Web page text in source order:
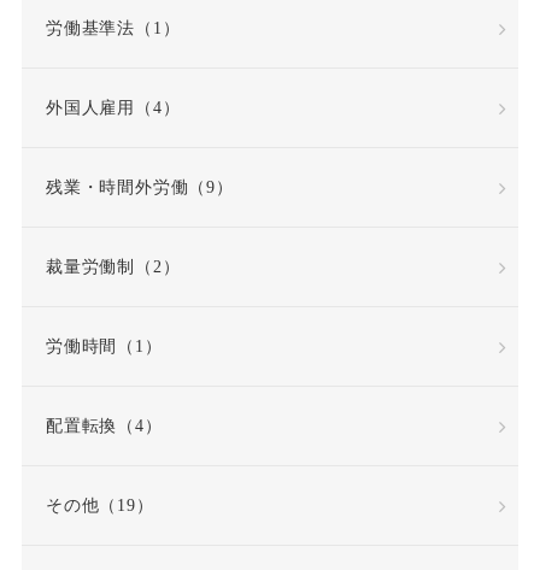
労働基準法（1）
外国人雇用（4）
残業・時間外労働（9）
裁量労働制（2）
労働時間（1）
配置転換（4）
その他（19）